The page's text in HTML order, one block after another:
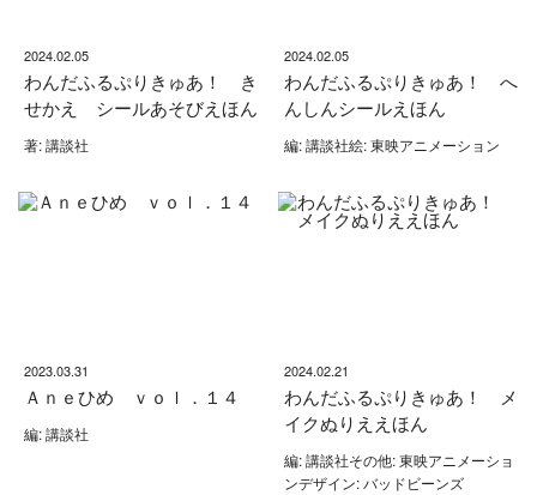
2024.02.05
わんだふるぷりきゅあ！ き
せかえ シールあそびえほん
著: 講談社
2024.02.05
わんだふるぷりきゅあ！ へ
んしんシールえほん
編: 講談社絵: 東映アニメーション
2023.03.31
Ａｎｅひめ ｖｏｌ．１４
編: 講談社
2024.02.21
わんだふるぷりきゅあ！ メ
イクぬりええほん
編: 講談社その他: 東映アニメーショ
ンデザイン: バッドビーンズ